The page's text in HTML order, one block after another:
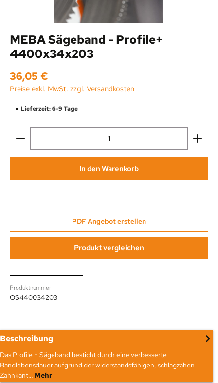
MEBA Sägeband - Profile+
4400x34x203
Regulärer Preis:
36,05 €
Preise exkl. MwSt. zzgl. Versandkosten
Lieferzeit: 6-9 Tage
Produkt Anzahl: Gib den gewünschten Wert ein
In den Warenkorb
PDF Angebot erstellen
Produkt vergleichen
Produktnummer:
OS440034203
Beschreibung
Das Profile + Sägeband besticht durch eine verbesserte
Bandlebensdauer aufgrund der widerstandsfähigen, schlagzähen
Zahnkant… Mehr